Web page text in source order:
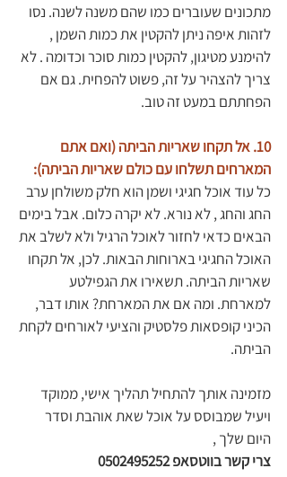
מתכונים שעוברים כמו שהם משנה לשנה. נסו
לזהות איפה ניתן להקטין את כמות השמן ,
להימנע מטיגון, להקטין כמות סוכר וכדומה . לא
צריך להצהיר על זה, פשוט להפחית. גם אם
הפחתתם במעט זה טוב.
10. אל תקחו שאריות הביתה (ואם אתם
המארחים תשלחו עם כולם שאריות הביתה):
כל עוד אוכל חגיגי ושמן הוא חלק משולחן ערב
החג והחג , לא נורא. לא יקרה כלום. אבל בימים
הבאים כדאי לחזור לאוכל הרגיל ולא לשלב את
האוכל החגיגי בארוחות הבאות. לכן, אל תקחו
שאריות הביתה. תשאירו את הגפילטע
למארחת. ומה אם את המארחת? אותו דבר,
הכיני קופסאות פלסטיק והציעי לאורחים לקחת
הביתה.
מזמינה אותך להתחיל תהליך אישי, ממוקד
ויעיל שמבוסס על אוכל שאת אוהבת וסדר
היום שלך ,
צרי קשר בווטסאפ 0502495252